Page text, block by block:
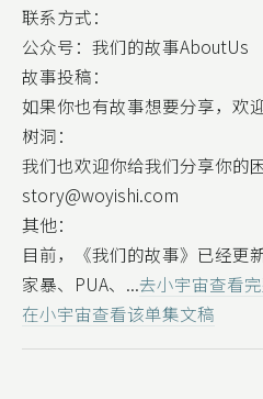
联系方式：
公众号：我们的故事AboutUs
故事投稿：
如果你也有故事想要分享，欢
树洞：
我们也欢迎你给我们分享你的
story@woyishi.com
其他：
目前，《我们的故事》已经更新
家暴、PUA、...去小宇宙查看
在小宇宙查看该单集文稿